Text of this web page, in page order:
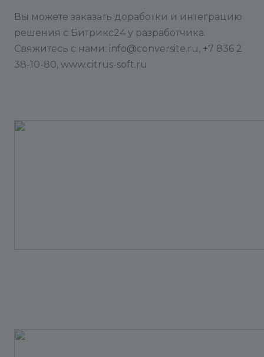
Вы можете заказать доработки и интеграцию
решения с Битрикс24 у разработчика.
Свяжитесь с нами: info@conversite.ru, +7 836 2
38-10-80, www.citrus-soft.ru